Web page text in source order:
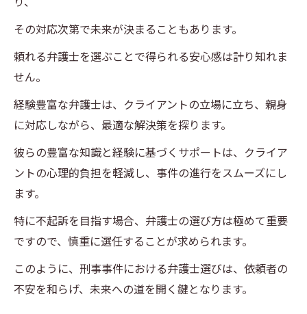
その対応次第で未来が決まることもあります。
頼れる弁護士を選ぶことで得られる安心感は計り知れま
せん。
経験豊富な弁護士は、クライアントの立場に立ち、親身
に対応しながら、最適な解決策を探ります。
彼らの豊富な知識と経験に基づくサポートは、クライア
ントの心理的負担を軽減し、事件の進行をスムーズにし
ます。
特に不起訴を目指す場合、弁護士の選び方は極めて重要
ですので、慎重に選任することが求められます。
このように、刑事事件における弁護士選びは、依頼者の
不安を和らげ、未来への道を開く鍵となります。